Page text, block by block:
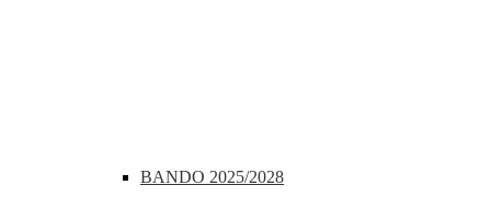
BANDO 2025/2028